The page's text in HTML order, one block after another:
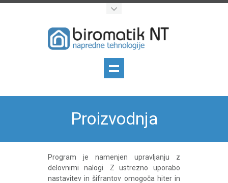
Proizvodnja
Program je namenjen upravljanju z
delovnimi nalogi. Z ustrezno uporabo
nastavitev in šifrantov omogoča hiter in